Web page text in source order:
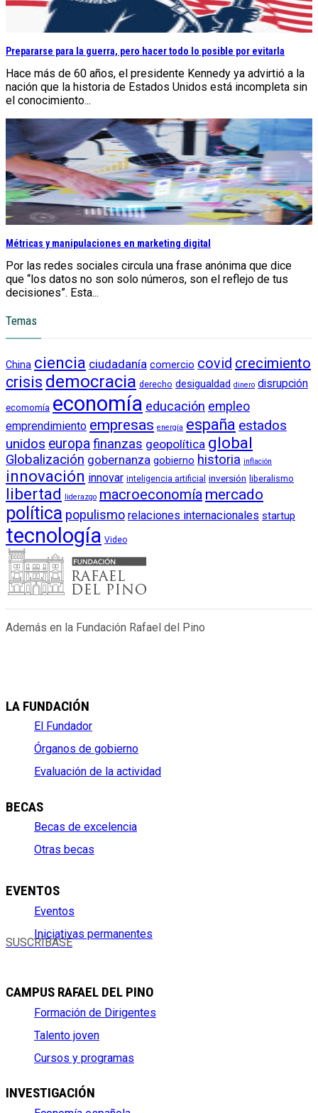
Prepararse para la guerra, pero hacer todo lo posible por evitarla
Hace más de 60 años, el presidente Kennedy ya advirtió a la
nación que la historia de Estados Unidos está incompleta sin
el conocimiento...
Métricas y manipulaciones en marketing digital
Por las redes sociales circula una frase anónima que dice
que “los datos no son solo números, son el reflejo de tus
decisiones”. Esta...
Temas
China ciencia ciudadanía comercio covid crecimiento
crisis democracia derecho desigualdad dinero disrupción
ecomomía economía educación empleo
emprendimiento empresas energía españa estados
unidos europafinanzas geopolítica global
Globalización gobernanza gobierno historia inflación
innovación innovar inteligencia artificial inversión liberalismo
libertad liderazgo macroeconomía mercado
política populismo relaciones internacionales startup
tecnología Video
Además en la Fundación Rafael del Pino
LA FUNDACIÓN
El Fundador
Órganos de gobierno
Evaluación de la actividad
BECAS
Becas de excelencia
Otras becas
EVENTOS
Eventos
Iniciativas permanentes
SUSCRÍBASE
CAMPUS RAFAEL DEL PINO
Formación de Dirigentes
Talento joven
Cursos y programas
INVESTIGACIÓN